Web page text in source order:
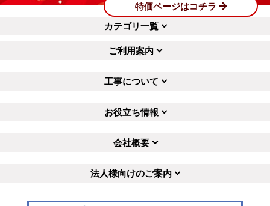
特価ページはコチラ
カテゴリ一覧
ご利用案内
工事について
お役立ち情報
会社概要
法人様向けのご案内